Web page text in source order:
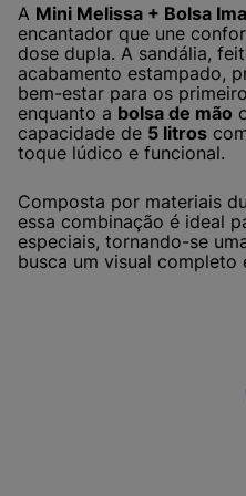
A Mini Melissa + Bolsa
encantador que une
dose dupla. A sandália,
acabamento estampado,
bem-estar para os
enquanto a bolsa de mão
capacidade de 5 litros
toque lúdico e funcional.
Composta por materiais
essa combinação é ideal
especiais, tornando-se
busca um visual completo